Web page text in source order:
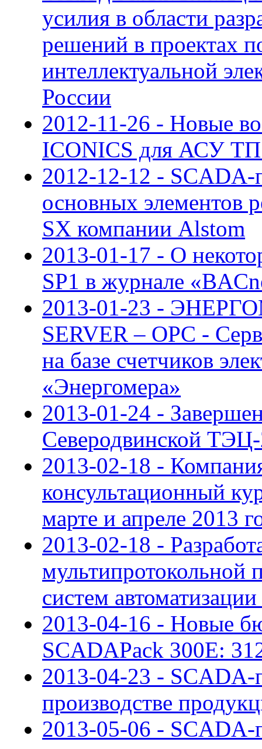
усилия в области
решений в проектах
интеллектуальной
России
2012-11-26 - Новые
ICONICS для АСУ ТП
2012-12-12 - SCADA-
основных элементов
SX компании Alstom
2013-01-17 - О
SP1 в журнале
2013-01-23 -
SERVER – ОРС -
на базе счетчиков
«Энергомера»
2013-01-24 -
Северодвинской
2013-02-18 -
консультационный
марте и апреле 2013
2013-02-18 -
мультипротокольной
систем
2013-04-16 - Новые
SCADAPack 300E:
2013-04-23 - SCADA-
производстве
2013-05-06 - SCADA-